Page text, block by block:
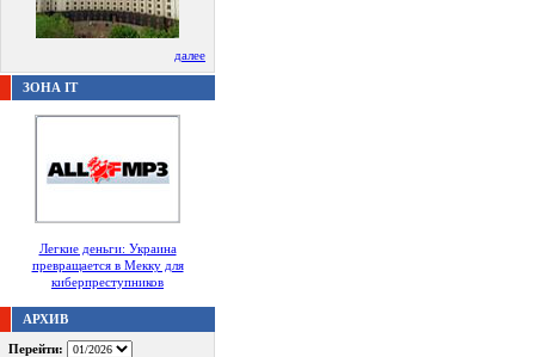
далее
ЗОНА IT
Легкие деньги: Украина
превращается в Мекку для
киберпреступников
АРХИВ
Перейти: